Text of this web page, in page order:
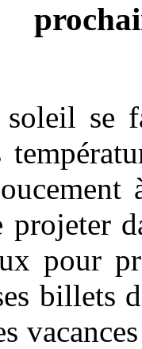
se
pour
billets